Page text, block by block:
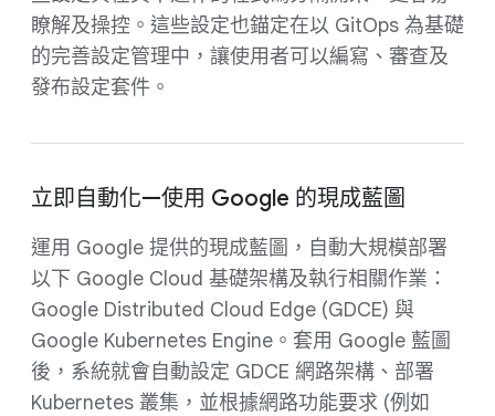
瞭解及操控。這些設定也錨定在以 GitOps 為基礎
的完善設定管理中，讓使用者可以編寫、審查及
發布設定套件。
立即自動化—使用 Google 的現成藍圖
運用 Google 提供的現成藍圖，自動大規模部署
以下 Google Cloud 基礎架構及執行相關作業：
Google Distributed Cloud Edge (GDCE) 與
Google Kubernetes Engine。套用 Google 藍圖
後，系統就會自動設定 GDCE 網路架構、部署
Kubernetes 叢集，並根據網路功能要求 (例如